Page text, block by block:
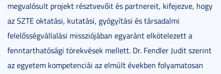
megvalósult projekt résztvevőit és partnereit, kifejezve, hogy
az SZTE oktatási, kutatási, gyógyítási és társadalmi
felelősségvállalási missziójában egyaránt elkötelezett a
fenntarthatósági törekvések mellett. Dr. Fendler Judit szerint
az egyetem kompetenciái az elmúlt években folyamatosan